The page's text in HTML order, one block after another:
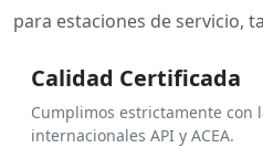
para estaciones de servicio,
Calidad Certificada
Cumplimos estrictamente con
internacionales API y ACEA.